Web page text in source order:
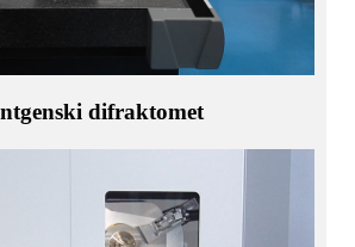
difraktomet